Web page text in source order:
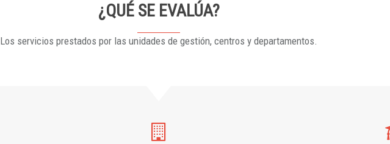
¿QUÉ SE EVALÚA?
Los servicios prestados por las unidades de gestión, centros y departamentos.